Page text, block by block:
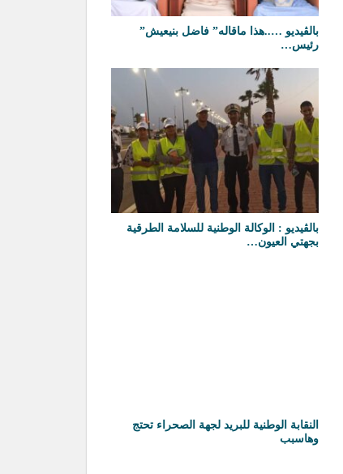
بالڤيديو …..هذا ماقاله” فاضل بنيعيش”
رئيس…
بالڤيديو : الوكالة الوطنية للسلامة الطرقية
بجهتي العيون…
النقابة الوطنية للبريد لجهة الصحراء تحتج
وهاسبب